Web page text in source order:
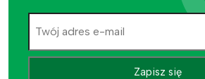
Zapisz się